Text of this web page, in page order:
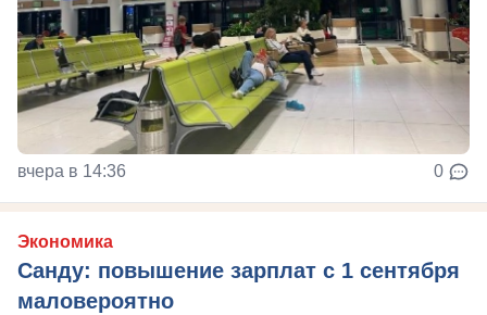
вчера в 14:36 0
Экономика
Санду: повышение зарплат с 1 сентября
маловероятно